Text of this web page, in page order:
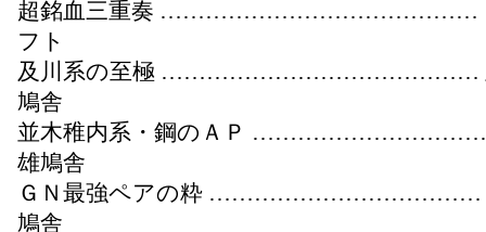
超銘血三重奏 ……………………………………
フト
及川系の至極 ……………………………………
鳩舎
並木稚内系・鋼のＡＰ
雄鳩舎
ＧＮ最強ペアの粋 ………………………………
鳩舎